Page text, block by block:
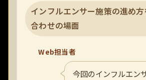
インフルエンサー施策の進め
合わせの場面
Web担当者
今回のインフルエン